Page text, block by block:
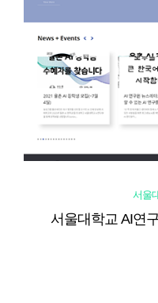
서울
서울대학교 AI연